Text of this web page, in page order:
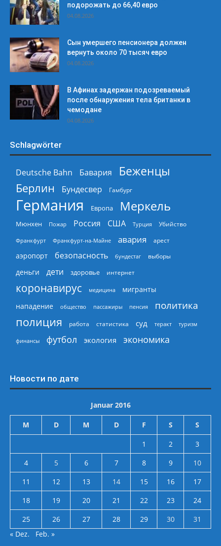
подорожать до 66,40 евро
04.08.2026
Сын умершего пенсионера должен
вернуть около 70 тысяч евро
04.08.2026
В Афинах задержан подозреваемый
после обнаружения тела британки в
чемодане
04.08.2026
Schlagwörter
Deutsche Bahn Бавария
Беженцы
Берлин
Бундесвер Гамбург
Германия Европа Меркель
Мюнхен Пожар Россия США Турция Убийство
Франкфурт Франкфурт-на-Майне авария арест
аэропорт безопасность бундестаг выборы
деньги дети здоровье интернет
коронавирус медицина
мигранты
нападение
общество пассажиры пенсия политика
полиция работа статистика суд теракт туризм
финансы футбол экология экономика
Новости по дате
Januar 2016
M D M D F S S
1 2
3
4
5 6 7 8 9
10
11
12 13 14 15 16
17
18
19 20 21 22 23
24
25
26 27 28 29 30
31
« Dez.
Feb. »